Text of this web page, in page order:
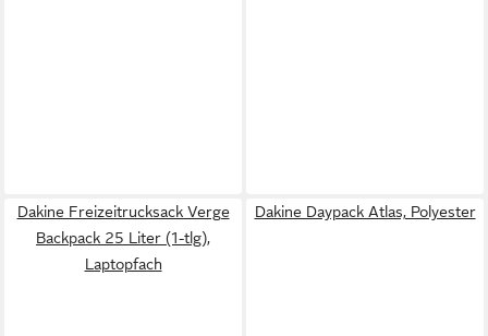
Dakine Freizeitrucksack Verge
Backpack 25 Liter (1-tlg),
Laptopfach
Dakine Daypack Atlas, Polyester